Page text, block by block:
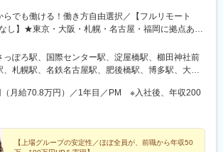
らでも働ける！働き方自由選択／【フルリモート
し】★東京・大阪・札幌・名古屋・福岡に拠点あり
し決定いたします。【本社】東京都渋谷区恵比寿南1-
クス恵比寿ビル8F【札幌】北海道札幌市中央区北4
札幌駅前ビル1F【名古屋】愛知県名古屋市中村区
筋ビル2F【福岡】福岡県福岡市博多区博多駅前3-
ビル8F
っぽろ駅、国際センター駅、淀屋橋駅、櫛田神社前
札幌駅、名鉄名古屋駅、肥後橋駅、博多駅、大通
月給70.8万円）／1年目／PM ※入社後、年収200
【上場グループの安定性／ほぼ全員が、前職から年収50